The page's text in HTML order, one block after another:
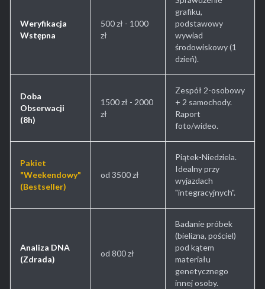
Weryfikacja
Wstępna
500 zł - 1000
zł
grafiku,
podstawowy
wywiad
środowiskowy (1
dzień).
Doba
Obserwacji
(8h)
1500 zł - 2000
zł
Zespół 2-osobowy
+ 2 samochody.
Raport
foto/wideo.
Pakiet
"Weekendowy"
(Bestseller)
od 3500 zł
Piątek-Niedziela.
Idealny przy
wyjazdach
"integracyjnych".
Analiza DNA
(Zdrada)
od 800 zł
Badanie próbek
(bielizna, pościel)
pod kątem
materiału
genetycznego
innej osoby.